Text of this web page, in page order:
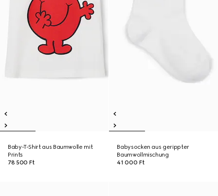
Baby-T-Shirt aus Baumwolle mit
Prints
78 500 Ft
Babysocken aus gerippter
Baumwollmischung
41 000 Ft